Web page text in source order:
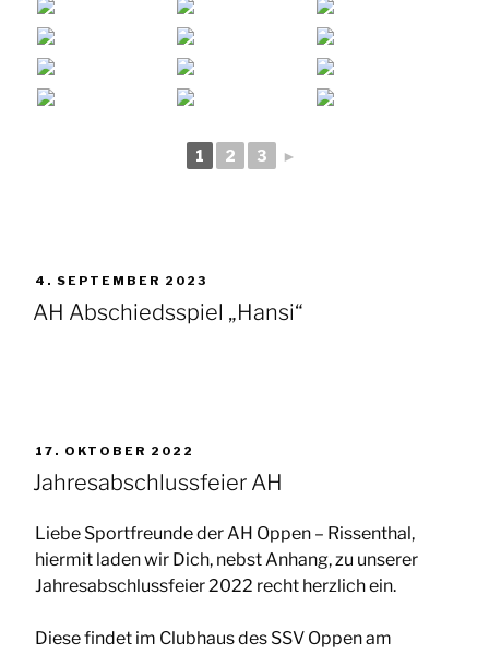
1 2 3 ►
VERÖFFENTLICHT
AM
4. SEPTEMBER 2023
AH Abschiedsspiel „Hansi“
VERÖFFENTLICHT
AM
17. OKTOBER 2022
Jahresabschlussfeier AH
Liebe Sportfreunde der AH Oppen – Rissenthal,
hiermit laden wir Dich, nebst Anhang, zu unserer
Jahresabschlussfeier 2022 recht herzlich ein.
Diese findet im Clubhaus des SSV Oppen am